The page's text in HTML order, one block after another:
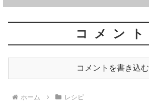
コメント
コメントを書き込む
ホーム レシピ